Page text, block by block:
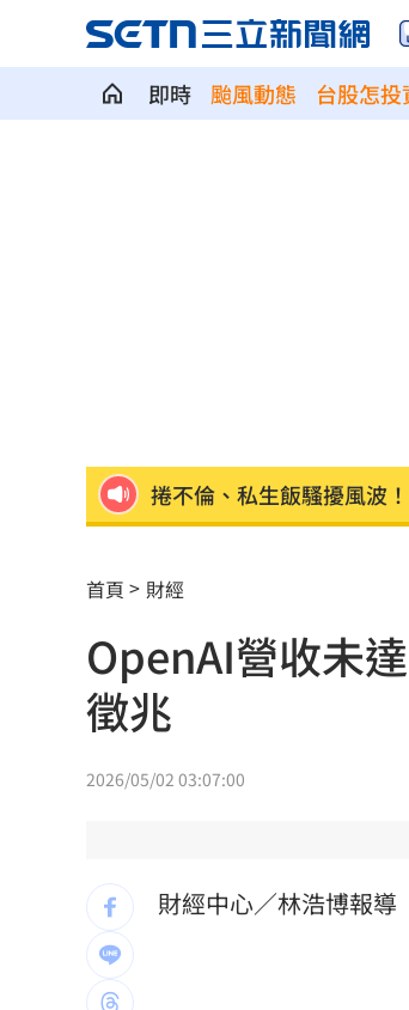
即時 颱風動態 台股怎投
捲不倫、私生飯騷擾風波
「小飛機」失控撞民宅！肇
芒果自由！台南14萬學童
本週超夯光通訊 AAOI進補
女團成員手劇烈顫抖 韓網
台中男發酒瘋遭管束！尿
首頁 財經
OpenAI營收未
徵兆
2026/05/02 03:07:00
財經中心／林浩博報導